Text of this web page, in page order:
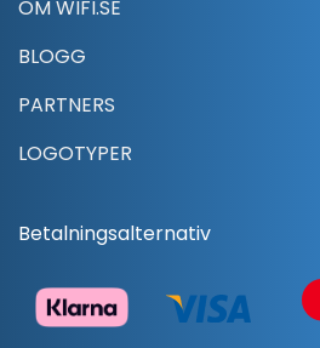
OM WIFI.SE
BLOGG
PARTNERS
LOGOTYPER
Betalningsalternativ